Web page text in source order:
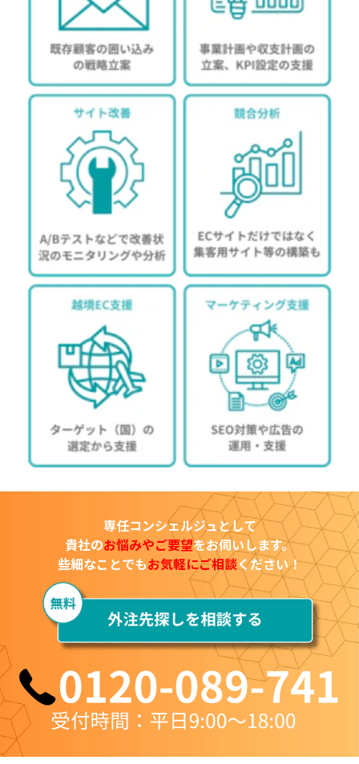
専任コンシェルジュとして
貴社のお悩みやご要望をお伺いします。
些細なことでもお気軽にご相談ください！